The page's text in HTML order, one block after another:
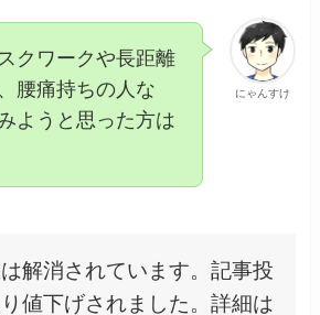
にゃんすけ
クワークや長距離
腰痛持ちの人な
ようと思った方は
解消されています。記事投
値下げされました。詳細は